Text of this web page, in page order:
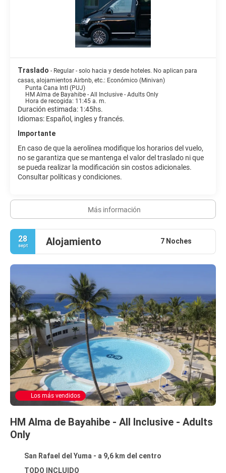
Traslado - Regular - solo hacia y desde hoteles. No aplican para
casas, alojamientos Airbnb, etc.: Económico (Minivan)
Punta Cana Intl (PUJ)
HM Alma de Bayahibe - All Inclusive - Adults Only
Hora de recogida: 11:45 a. m.
Duración estimada: 1:45hs.
Idiomas: Español, ingles y francés.
Importante
En caso de que la aerolínea modifique los horarios del vuelo,
no se garantiza que se mantenga el valor del traslado ni que
se pueda realizar la modificación sin costos adicionales.
Consultar políticas y condiciones.
Más información
28
sept Alojamiento 7 Noches
Los más vendidos
HM Alma de Bayahibe - All Inclusive - Adults
Only
San Rafael del Yuma - a 9,6 km del centro
TODO INCLUIDO